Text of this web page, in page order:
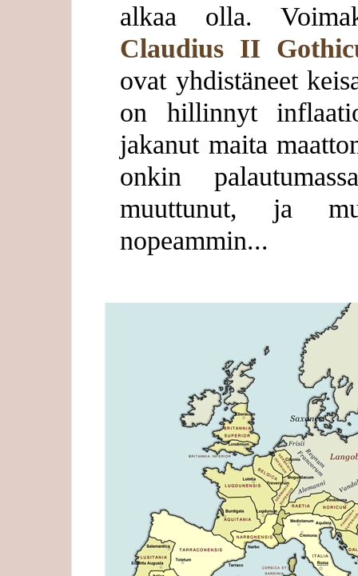
alkaa olla.
Claudius II
ovat yhdistäneet
on hillinnyt
jakanut maita
onkin
muuttunut, ja
nopeammin...